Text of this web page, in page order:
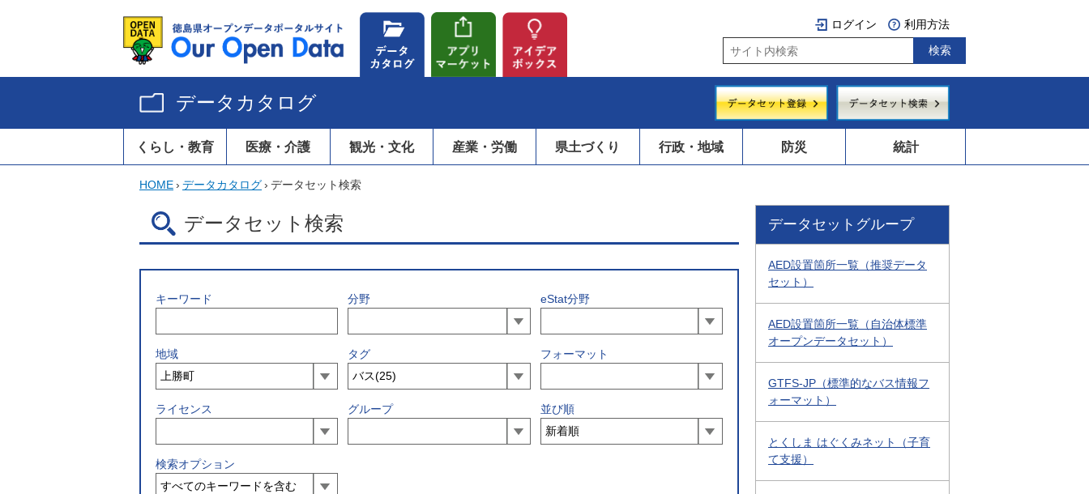
ログイン 利用方法
データカタログ
くらし・教育 医療・介護 観光・文化 産業・労働 県土づくり 行政・地域 防災 統計
HOME› データカタログ› データセット検索
データセット検索
キーワード 分野 eStat分野
地域 タグ フォーマット
ライセンス グループ 並び順
検索オプション
データセットグループ
AED設置箇所一覧（推奨データ
セット）
AED設置箇所一覧（自治体標準
オープンデータセット）
GTFS-JP（標準的なバス情報フ
ォーマット）
とくしま はぐくみネット（子育
て支援）